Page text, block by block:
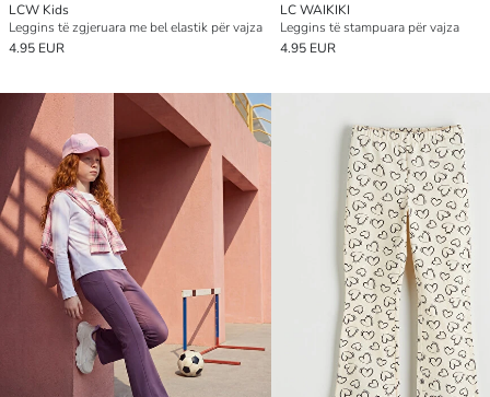
LCW Kids
Leggins të zgjeruara me bel elastik për vajza
4.95 EUR
LC WAIKIKI
Leggins të stampuara për vajza
4.95 EUR